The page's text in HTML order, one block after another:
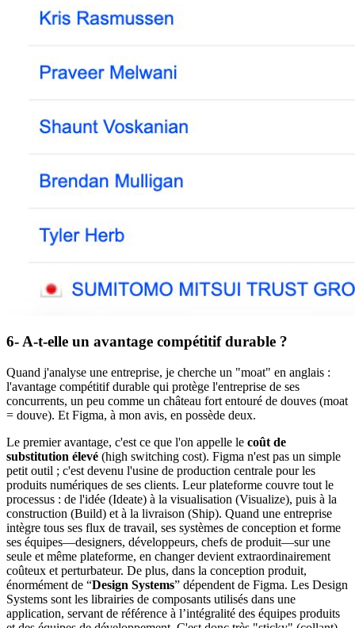
6- A-t-elle un avantage compétitif durable ?
Quand j'analyse une entreprise, je cherche un "moat" en anglais :
l'avantage compétitif durable qui protège l'entreprise de ses
concurrents, un peu comme un château fort entouré de douves (moat
= douve). Et Figma, à mon avis, en possède deux.
Le premier avantage, c'est ce que l'on appelle le coût de
substitution élevé (high switching cost). Figma n'est pas un simple
petit outil ; c'est devenu l'usine de production centrale pour les
produits numériques de ses clients. Leur plateforme couvre tout le
processus : de l'idée (Ideate) à la visualisation (Visualize), puis à la
construction (Build) et à la livraison (Ship). Quand une entreprise
intègre tous ses flux de travail, ses systèmes de conception et forme
ses équipes—designers, développeurs, chefs de produit—sur une
seule et même plateforme, en changer devient extraordinairement
coûteux et perturbateur. De plus, dans la conception produit,
énormément de “Design Systems” dépendent de Figma. Les Design
Systems sont les librairies de composants utilisés dans une
application, servant de référence à l’intégralité des équipes produits